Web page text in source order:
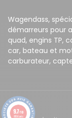
Wagendass,
démarreurs pour
quad, engins TP,
car, bateau et
carburateur,
9.7/10
8156 avis